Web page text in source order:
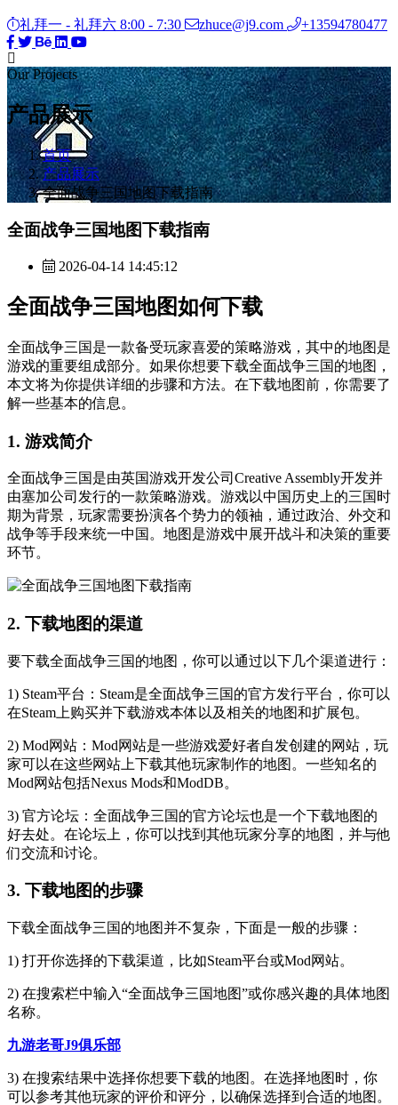
礼拜一 - 礼拜六 8:00 - 7:30 zhuce@j9.com +13594780477
Our Projects
产品展示
首页
产品展示
全面战争三国地图下载指南
全面战争三国地图下载指南
2026-04-14 14:45:12
全面战争三国地图如何下载
全面战争三国是一款备受玩家喜爱的策略游戏，其中的地图是
游戏的重要组成部分。如果你想要下载全面战争三国的地图，
本文将为你提供详细的步骤和方法。在下载地图前，你需要了
解一些基本的信息。
1. 游戏简介
全面战争三国是由英国游戏开发公司Creative Assembly开发并
由塞加公司发行的一款策略游戏。游戏以中国历史上的三国时
期为背景，玩家需要扮演各个势力的领袖，通过政治、外交和
战争等手段来统一中国。地图是游戏中展开战斗和决策的重要
环节。
2. 下载地图的渠道
要下载全面战争三国的地图，你可以通过以下几个渠道进行：
1) Steam平台：Steam是全面战争三国的官方发行平台，你可以
在Steam上购买并下载游戏本体以及相关的地图和扩展包。
2) Mod网站：Mod网站是一些游戏爱好者自发创建的网站，玩
家可以在这些网站上下载其他玩家制作的地图。一些知名的
Mod网站包括Nexus Mods和ModDB。
3) 官方论坛：全面战争三国的官方论坛也是一个下载地图的
好去处。在论坛上，你可以找到其他玩家分享的地图，并与他
们交流和讨论。
3. 下载地图的步骤
下载全面战争三国的地图并不复杂，下面是一般的步骤：
1) 打开你选择的下载渠道，比如Steam平台或Mod网站。
2) 在搜索栏中输入“全面战争三国地图”或你感兴趣的具体地图
名称。
九游老哥J9俱乐部
3) 在搜索结果中选择你想要下载的地图。在选择地图时，你
可以参考其他玩家的评价和评分，以确保选择到合适的地图。